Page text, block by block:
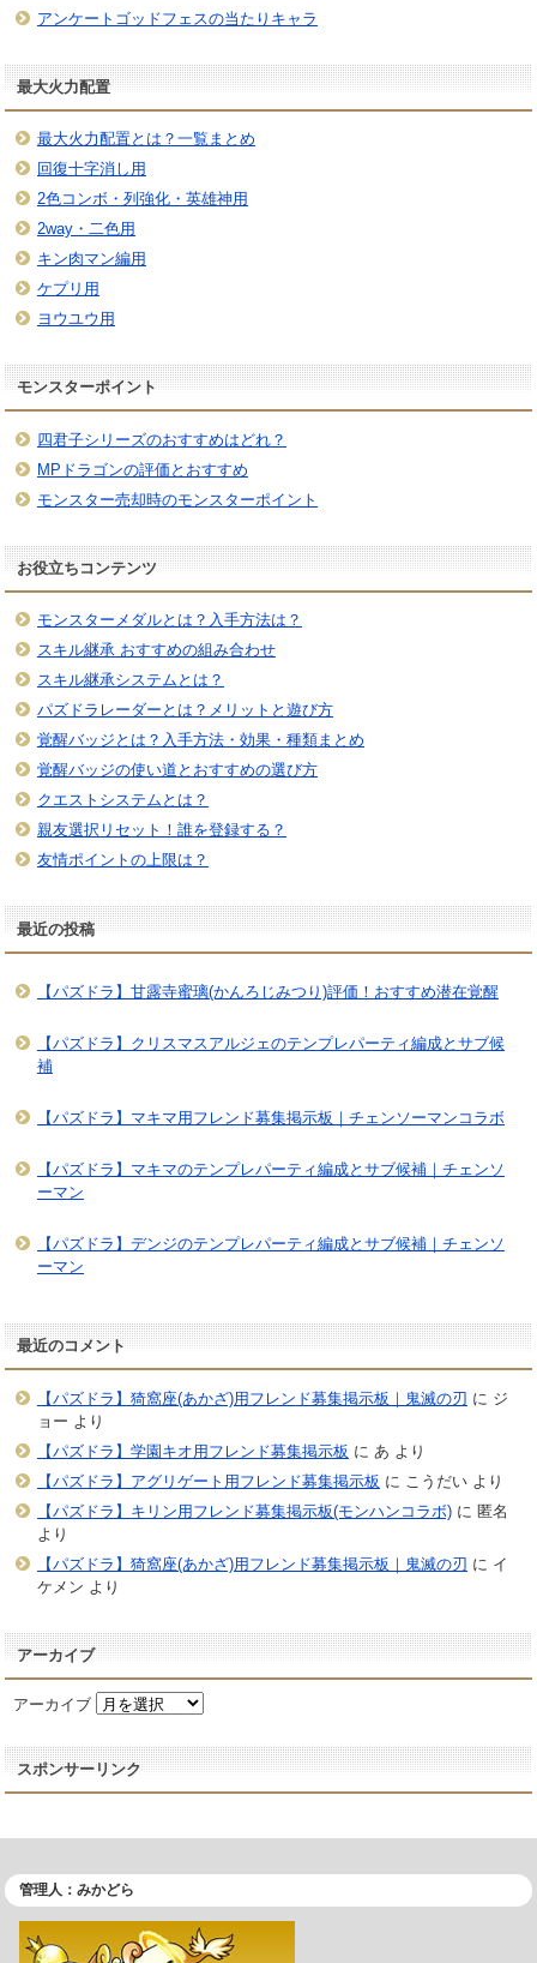
アンケートゴッドフェスの当たりキャラ
最大火力配置
最大火力配置とは？一覧まとめ
回復十字消し用
2色コンボ・列強化・英雄神用
2way・二色用
キン肉マン編用
ケプリ用
ヨウユウ用
モンスターポイント
四君子シリーズのおすすめはどれ？
MPドラゴンの評価とおすすめ
モンスター売却時のモンスターポイント
お役立ちコンテンツ
モンスターメダルとは？入手方法は？
スキル継承 おすすめの組み合わせ
スキル継承システムとは？
パズドラレーダーとは？メリットと遊び方
覚醒バッジとは？入手方法・効果・種類まとめ
覚醒バッジの使い道とおすすめの選び方
クエストシステムとは？
親友選択リセット！誰を登録する？
友情ポイントの上限は？
最近の投稿
【パズドラ】甘露寺蜜璃(かんろじみつり)評価！おすすめ潜在覚醒
【パズドラ】クリスマスアルジェのテンプレパーティ編成とサブ候
補
【パズドラ】マキマ用フレンド募集掲示板｜チェンソーマンコラボ
【パズドラ】マキマのテンプレパーティ編成とサブ候補｜チェンソ
ーマン
【パズドラ】デンジのテンプレパーティ編成とサブ候補｜チェンソ
ーマン
最近のコメント
【パズドラ】猗窩座(あかざ)用フレンド募集掲示板｜鬼滅の刃 に ジ
ョー より
【パズドラ】学園キオ用フレンド募集掲示板 に あ より
【パズドラ】アグリゲート用フレンド募集掲示板 に こうだいより
【パズドラ】キリン用フレンド募集掲示板(モンハンコラボ)に 匿名
より
【パズドラ】猗窩座(あかざ)用フレンド募集掲示板｜鬼滅の刃 に イ
ケメン より
アーカイブ
アーカイブ
スポンサーリンク
管理人：みかどら